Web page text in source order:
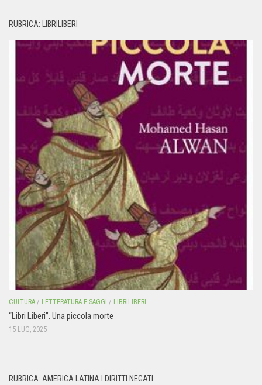
RUBRICA: LIBRILIBERI
CULTURA / LETTERATURA E SAGGI / LIBRILIBERI
“Libri Liberi”. Una piccola morte
15 LUG, 2025
RUBRICA: AMERICA LATINA I DIRITTI NEGATI